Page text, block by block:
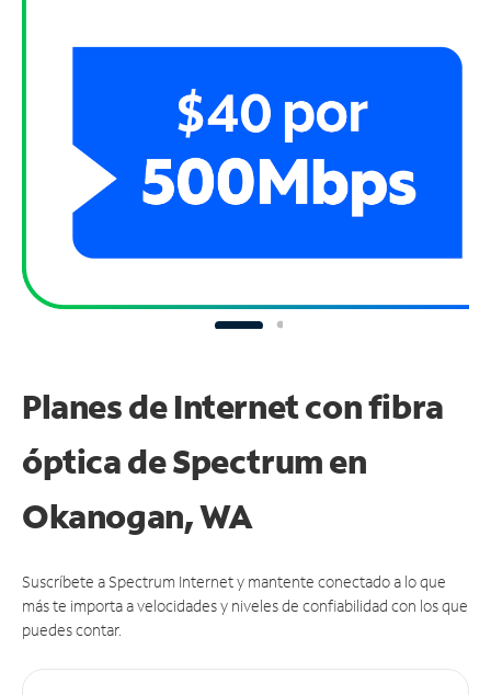
Planes de Internet con fibra
óptica de Spectrum en
Okanogan, WA
Suscríbete a Spectrum Internet y mantente conectado a lo que
más te importa a velocidades y niveles de confiabilidad con los que
puedes contar.